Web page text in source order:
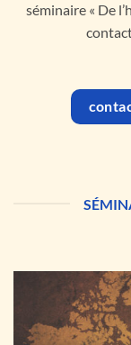
séminaire « De